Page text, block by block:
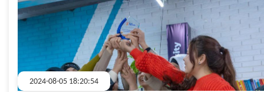
2024-08-05 18:20:54